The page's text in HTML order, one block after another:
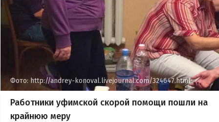
Фото: http://andrey-konoval.livejournal.com/324647.html
Работники уфимской скорой помощи пошли на
крайнюю меру